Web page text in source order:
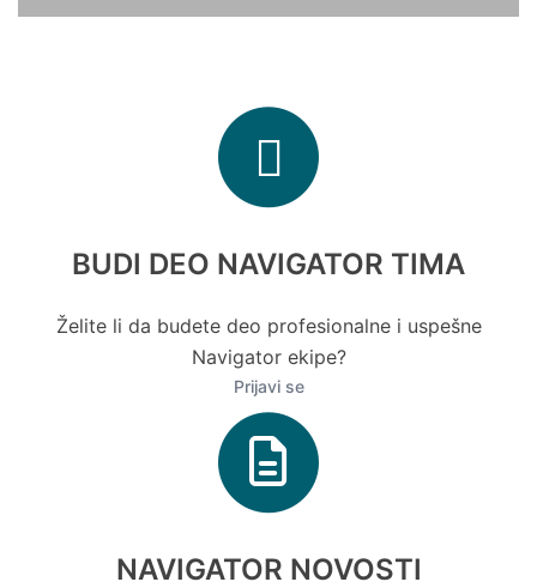
BUDI DEO NAVIGATOR TIMA
Želite li da budete deo profesionalne i uspešne
Navigator ekipe?
Prijavi se
NAVIGATOR NOVOSTI